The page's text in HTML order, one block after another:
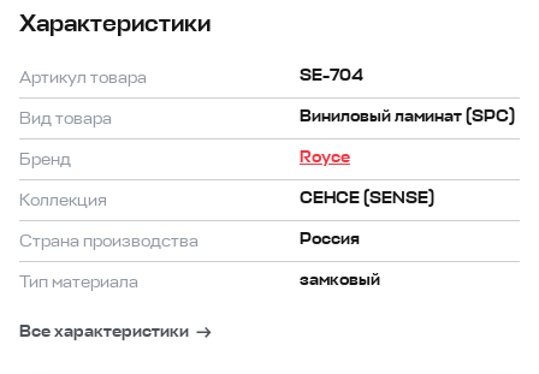
Характеристики
Артикул товара SE-704
Вид товара Виниловый ламинат (SPC)
Бренд Royce
Коллекция СЕНСЕ (SENSE)
Страна производства Россия
Тип материала замковый
Все характеристики